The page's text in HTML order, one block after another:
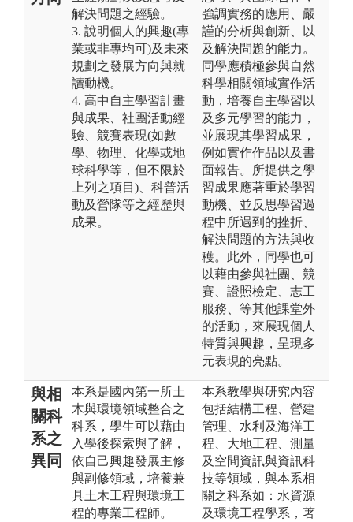
解決問題之經驗。
3. 說明個人的興趣(專
業或非專均可)及未來
規劃之發展方向與就
讀動機。
4. 高中自主學習計畫
與成果、社團活動經
驗、競賽表現(如數
學、物理、化學或地
球科學等，但不限於
上列之項目)、科普活
動及營隊等之經歷與
成果。
強調實務的應用、嚴
謹的分析與創新、以
及解決問題的能力。
同學應積極參與自然
科學相關領域實作活
動，培養自主學習以
及多元學習的能力，
並展現其學習成果，
例如實作作品以及書
面報告。所提供之學
習成果應著重於學習
動機、並反思學習過
程中所遇到的挫折、
解決問題的方法與收
穫。此外，同學也可
以藉由參與社團、競
賽、證照檢定、志工
服務、等其他課堂外
的活動，來展現個人
特質與興趣，呈現多
元表現的亮點。
與相
關科
系之
異同
本系是國內第一所土
木與環境領域整合之
科系，學生可以藉由
入學後探索與了解，
依自己興趣發展主修
與副修領域，培養兼
具土木工程與環境工
程的專業工程師。
本系教學與研究內容
包括結構工程、營建
管理、水利及海洋工
程、大地工程、測量
及空間資訊與資訊科
技等領域，與本系相
關之科系如：水資源
及環境工程學系，著